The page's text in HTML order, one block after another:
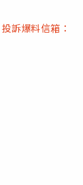
投訴爆料信箱：